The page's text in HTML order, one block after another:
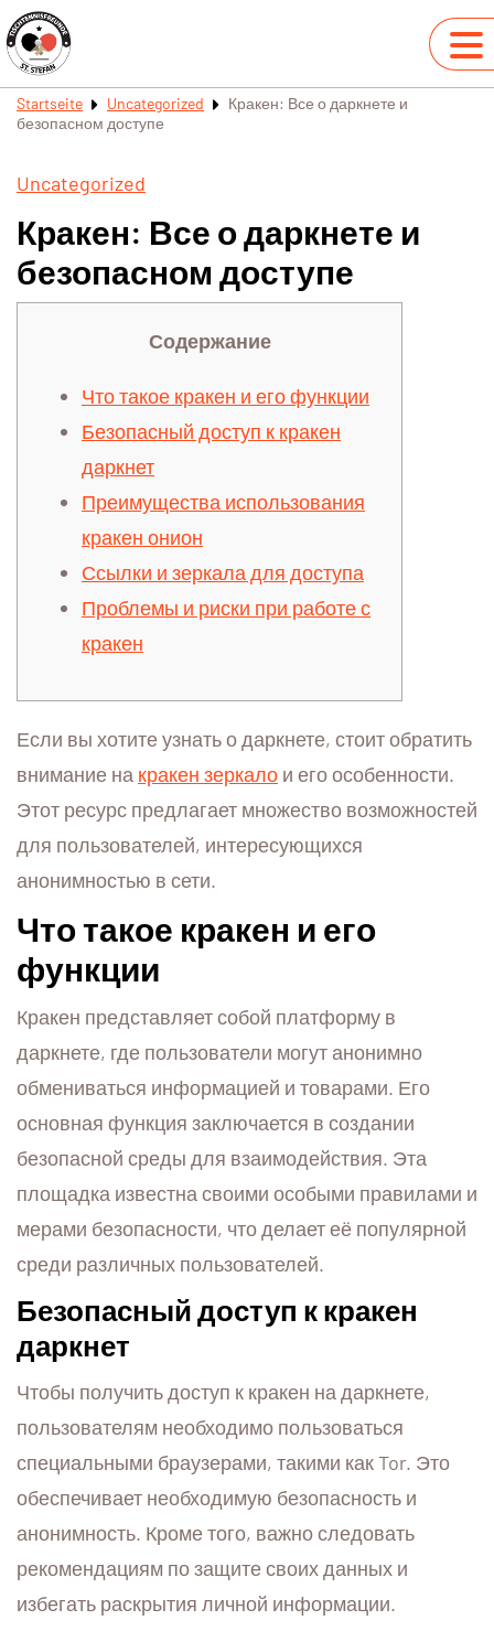
Startseite Uncategorized
Кракен: Все о даркнете и
безопасном доступе
Uncategorized
Кракен: Все о даркнете и
безопасном доступе
Содержание
Что такое кракен и его функции
Безопасный доступ к кракен
даркнет
Преимущества использования
кракен онион
Ссылки и зеркала для доступа
Проблемы и риски при работе с
кракен
Если вы хотите узнать о даркнете, стоит обратить
внимание на кракен зеркало и его особенности.
Этот ресурс предлагает множество возможностей
для пользователей, интересующихся
анонимностью в сети.
Что такое кракен и его
функции
Кракен представляет собой платформу в
даркнете, где пользователи могут анонимно
обмениваться информацией и товарами. Его
основная функция заключается в создании
безопасной среды для взаимодействия. Эта
площадка известна своими особыми правилами и
мерами безопасности, что делает её популярной
среди различных пользователей.
Безопасный доступ к кракен
даркнет
Чтобы получить доступ к кракен на даркнете,
пользователям необходимо пользоваться
специальными браузерами, такими как Tor. Это
обеспечивает необходимую безопасность и
анонимность. Кроме того, важно следовать
рекомендациям по защите своих данных и
избегать раскрытия личной информации.